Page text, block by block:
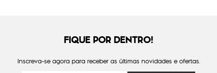
FIQUE POR DENTRO!
Inscreva-se agora para receber as últimas novidades e ofertas.